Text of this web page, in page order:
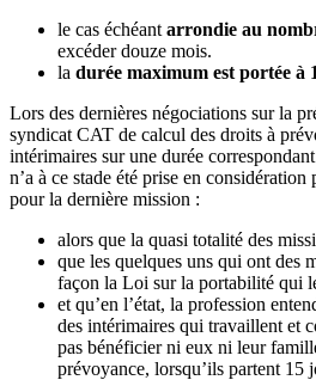
le cas échéant arrondie au
excéder douze mois.
la durée maximum est portée à
Lors des dernières négociations sur la
syndicat CAT de calcul des droits à
intérimaires sur une durée
n’a à ce stade été prise en
pour la dernière mission :
alors que la quasi totalité des
que les quelques uns qui ont des
façon la Loi sur la portabilité qui
et qu’en l’état, la profession
des intérimaires qui travaillent et
pas bénéficier ni eux ni leur
prévoyance, lorsqu’ils partent 15